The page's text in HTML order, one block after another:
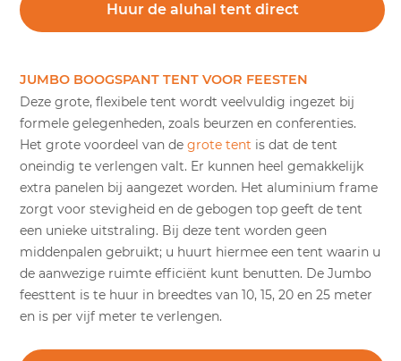
Huur de aluhal tent direct
JUMBO BOOGSPANT TENT VOOR FEESTEN
Deze grote, flexibele tent wordt veelvuldig ingezet bij
formele gelegenheden, zoals beurzen en conferenties.
Het grote voordeel van degrote tent is dat de tent
oneindig te verlengen valt. Er kunnen heel gemakkelijk
extra panelen bij aangezet worden. Het aluminium frame
zorgt voor stevigheid en de gebogen top geeft de tent
een unieke uitstraling. Bij deze tent worden geen
middenpalen gebruikt; u huurt hiermee een tent waarin u
de aanwezige ruimte efficiënt kunt benutten. De Jumbo
feesttent is te huur in breedtes van 10, 15, 20 en 25 meter
en is per vijf meter te verlengen.